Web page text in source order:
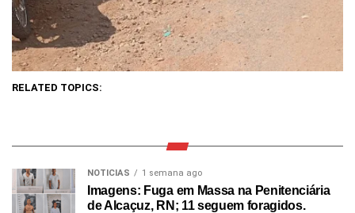
RELATED TOPICS:
NOTICIAS 1 semana ago
Imagens: Fuga em Massa na Penitenciária
de Alcaçuz, RN; 11 seguem foragidos.